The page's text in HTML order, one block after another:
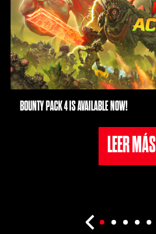
BOUNTY PACK 4 IS AVAILABLE NOW!
LEER MÁS